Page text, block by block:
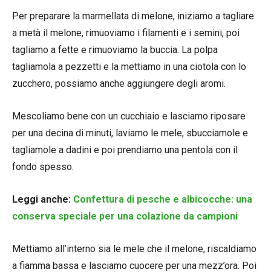
Per preparare la marmellata di melone, iniziamo a tagliare
a metà il melone, rimuoviamo i filamenti e i semini, poi
tagliamo a fette e rimuoviamo la buccia. La polpa
tagliamola a pezzetti e la mettiamo in una ciotola con lo
zucchero, possiamo anche aggiungere degli aromi.
Mescoliamo bene con un cucchiaio e lasciamo riposare
per una decina di minuti, laviamo le mele, sbucciamole e
tagliamole a dadini e poi prendiamo una pentola con il
fondo spesso.
Leggi anche: Confettura di pesche e albicocche: una
conserva speciale per una colazione da campioni
Mettiamo all’interno sia le mele che il melone, riscaldiamo
a fiamma bassa e lasciamo cuocere per una mezz’ora. Poi